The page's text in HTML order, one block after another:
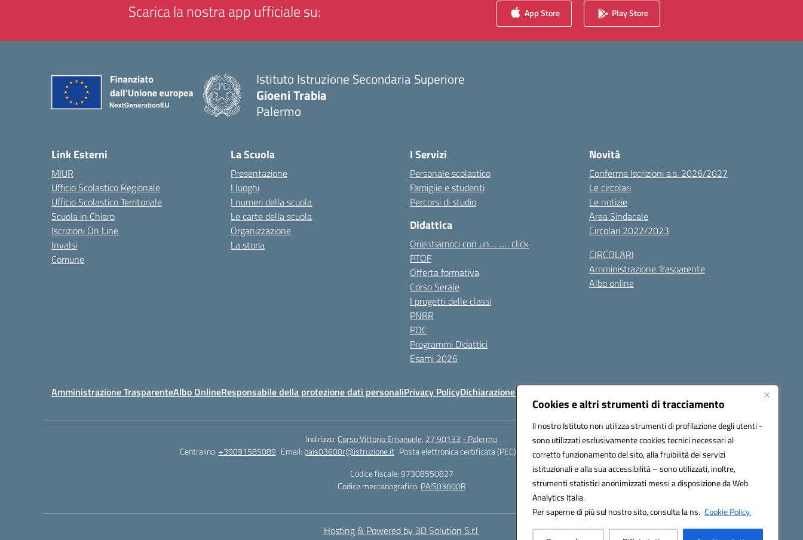
Cookies e altri strumenti di tracciamento
Il nostro Istituto non utilizza strumenti di profilazione degli utenti -
sono utilizzati esclusivamente cookies tecnici necessari al
corretto funzionamento del sito, alla fruibilità dei servizi
istituzionali e alla sua accessibilità – sono utilizzati, inoltre,
strumenti statistici anonimizzati messi a disposizione da Web
Analytics Italia.
Per saperne di più sul nostro sito, consulta la ns. Cookie Policy.
Scarica la nostra app ufficiale su: App Store Play Store
Istituto Istruzione Secondaria Superiore
Gioeni Trabia
Palermo
Link Esterni
MIUR
Ufficio Scolastico Regionale
Ufficio Scolastico Territoriale
Scuola in Chiaro
Iscrizioni On Line
Invalsi
Comune
La Scuola
Presentazione
I luoghi
I numeri della scuola
Le carte della scuola
Organizzazione
La storia
I Servizi
Personale scolastico
Famiglie e studenti
Percorsi di studio
Didattica
Orientiamoci con un……… click
PTOF
Offerta formativa
Corso Serale
I progetti delle classi
PNRR
POC
Programmi Didattici
Esami 2026
Novità
Conferma Iscrizioni a.s. 2026/2027
Le circolari
Le notizie
Area Sindacale
Circolari 2022/2023
CIRCOLARI
Amministrazione Trasparente
Albo online
Amministrazione TrasparenteAlbo OnlineResponsabile della protezione dati personaliPrivacy PolicyDichiarazione di accessibilità Seguici su:
Indirizzo: Corso Vittorio Emanuele, 27 90133 - Palermo
Centralino:+39091585089 Email: pais03600r@istruzione.it Posta elettronica certificata (PEC):
pais03600r@pec.istruzione.it
Codice fiscale: 97308550827
Codice meccanografico: PAIS03600R
Hosting & Powered by 3D Solution S.r.l.